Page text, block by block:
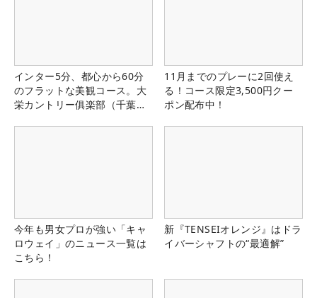
インター5分、都心から60分
のフラットな美観コース。大
栄カントリー俱楽部（千葉
11月までのプレーに2回使え
る！コース限定3,500円クー
ポン配布中！
今年も男女プロが強い「キャ
ロウェイ」のニュース一覧は
こちら！
新『TENSEIオレンジ』はドラ
イバーシャフトの“最適解”